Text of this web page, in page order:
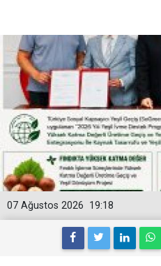
19:18
07 Ağustos 2026